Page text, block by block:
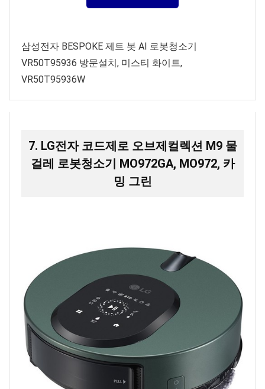
삼성전자 BESPOKE 제트 봇 AI 로봇청소기
VR50T95936 방문설치, 미스티 화이트,
VR50T95936W
7. LG전자 코드제로 오브제컬렉션 M9 물
걸레 로봇청소기 MO972GA, MO972, 카
밍 그린